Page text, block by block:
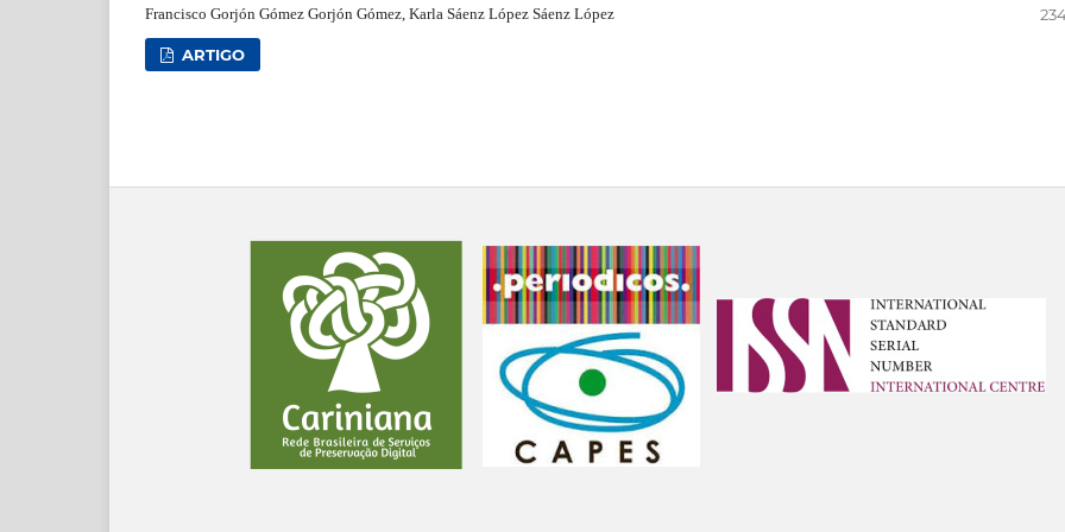
Francisco Gorjón Gómez Gorjón Gómez, Karla Sáenz López Sáenz López
ARTIGO